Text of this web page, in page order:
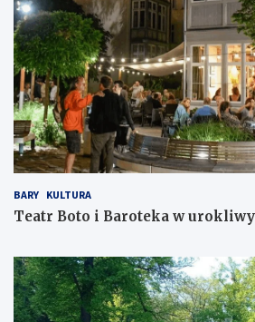
BARY KULTURA
Teatr Boto i Baroteka w